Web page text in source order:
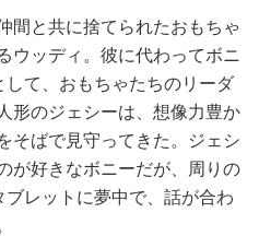
と共に捨てられたおもちゃ
ウッディ。彼に代わってボニ
して、おもちゃたちのリーダ
形のジェシーは、想像力豊か
そばで見守ってきた。ジェシ
が好きなボニーだが、周りの
ブレットに夢中で、話が合わ